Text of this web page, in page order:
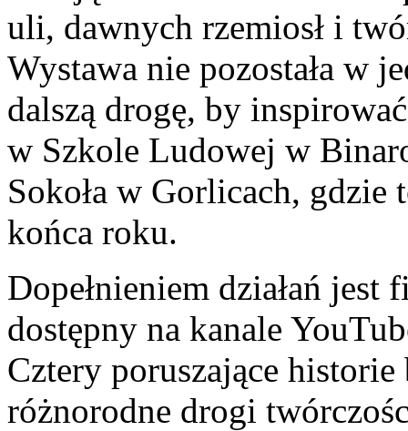
uli, dawnych rzemiosł i
Wystawa nie pozostała w
dalszą drogę, by
w Szkole Ludowej w
Sokoła w Gorlicach, gdzie
końca roku.
Dopełnieniem działań
dostępny na kanale
Cztery poruszające
różnorodne drogi